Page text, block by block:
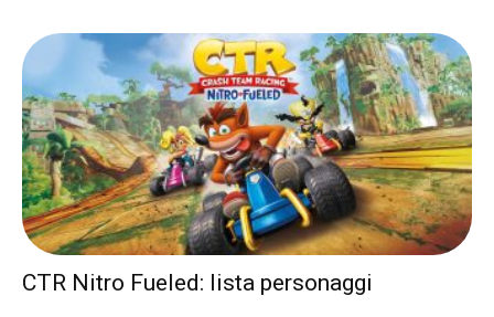
CTR Nitro Fueled: lista personaggi